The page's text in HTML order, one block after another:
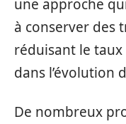
une approche
à conserver des
réduisant le
dans l’évolution
De nombreux